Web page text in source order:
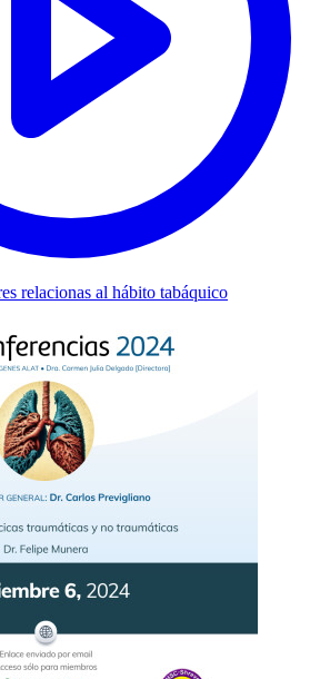
relacionas al hábito tabáquico